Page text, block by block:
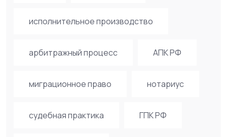
исполнительное производство
арбитражный процесс АПК РФ
миграционное право нотариус
судебная практика ГПК РФ